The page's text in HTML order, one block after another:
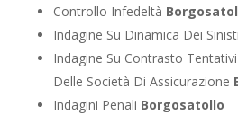
Controllo Infedeltà
Indagine Su Dinamica Dei
Indagine Su Contrasto
Delle Società Di Assicurazione
Indagini Penali Borgosatollo